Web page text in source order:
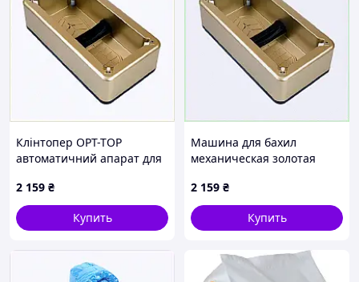
Клінтопер OPT-TOP
автоматичний апарат для
(1940681468), 856016E0X
2 159 ₴
Купить
Машина для бахил
механическая золотая
2 159 ₴
Купить